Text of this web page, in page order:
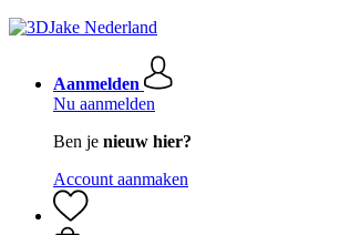
Aanmelden
Nu aanmelden
Ben je nieuw hier?
Account aanmaken